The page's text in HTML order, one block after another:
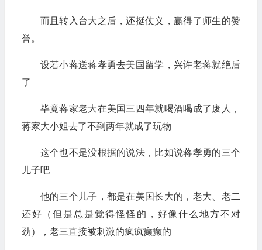
而且转入台大之后，还挺仗义，赢得了师生的赞
誉。
设若小蒋送蒋孝勇去美国留学，兴许老蒋就绝后
了
毕竟蒋家老大在美国三四年就喝酒喝成了废人，
蒋家大小姐去了不到两年就成了玩物
这个也不是没根据的说法，比如说蒋孝勇的三个
儿子吧
他的三个儿子，都是在美国长大的，老大、老二
还好（但是总是觉得怪怪的，好像什么地方不对
劲），老三直接被刺激的疯疯癫癫的